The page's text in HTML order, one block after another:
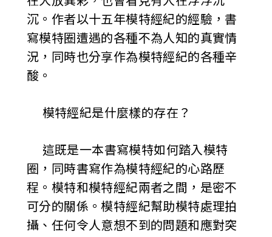
沉。作者以十五年模特經紀的經驗，書
寫模特圈遭遇的各種不為人知的真實情
況，同時也分享作為模特經紀的各種辛
酸。
模特經紀是什麼樣的存在？
這既是一本書寫模特如何踏入模特
圈，同時書寫作為模特經紀的心路歷
程。模特和模特經紀兩者之間，是密不
可分的關係。模特經紀幫助模特處理拍
攝、任何令人意想不到的問題和應對突